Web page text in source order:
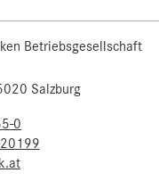
Betriebsgesellschaft
Salzburg
0